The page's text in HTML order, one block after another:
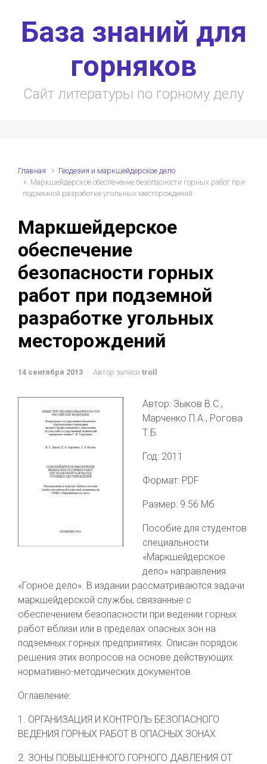
База знаний для
горняков
Сайт литературы по горному делу
Главная
Геодезия и маркшейдерское дело
Маркшейдерское обеспечение безопасности горных работ при
подземной разработке угольных месторождений
Маркшейдерское
обеспечение
безопасности горных
работ при подземной
разработке угольных
месторождений
14 сентября 2013 Автор записи troll
Автор: Зыков В.С.,
Марченко П.А., Рогова
Т.Б.
Год: 2011
Формат: PDF
Размер: 9.56 Мб
Пособие для студентов
специальности
«Маркшейдерское
дело» направления
«Горное дело». В издании рассматриваются задачи
маркшейдерской службы, связанные с
обеспечением безопасности при ведении горных
работ вблизи или в пределах опасных зон на
подземных горных предприятиях. Описан порядок
решения этих вопросов на основе действующих
нормативно-методических документов.
Оглавление:
1. ОРГАНИЗАЦИЯ И КОНТРОЛЬ БЕЗОПАСНОГО
ВЕДЕНИЯ ГОРНЫХ РАБОТ В ОПАСНЫХ ЗОНАХ
2. ЗОНЫ ПОВЫШЕННОГО ГОРНОГО ДАВЛЕНИЯ ОТ